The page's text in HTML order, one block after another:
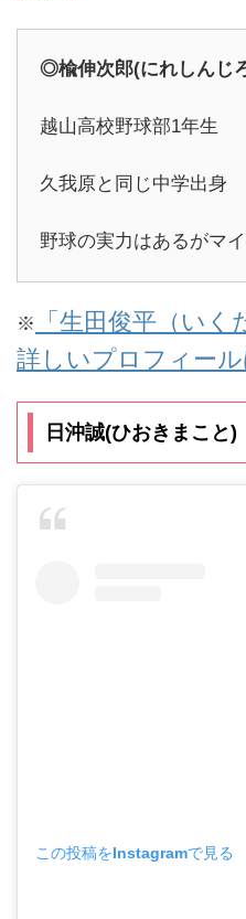
◎楡伸次郎(にれしんじ
越山高校野球部1年生
久我原と同じ中学出身
野球の実力はあるがマ
※
「生田俊平（い
詳しいプロフィー
日沖誠(ひおきまこ
この投稿をInstagramで見る